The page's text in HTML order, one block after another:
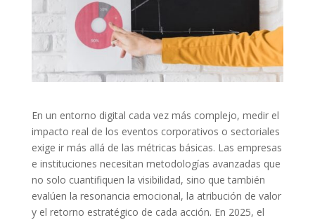
En un entorno digital cada vez más complejo, medir el
impacto real de los eventos corporativos o sectoriales
exige ir más allá de las métricas básicas. Las empresas
e instituciones necesitan metodologías avanzadas que
no solo cuantifiquen la visibilidad, sino que también
evalúen la resonancia emocional, la atribución de valor
y el retorno estratégico de cada acción. En 2025, el